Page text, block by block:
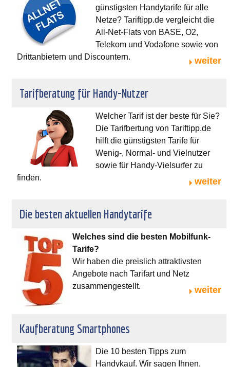
günstigsten Handytarife für alle
Netze? Tariftipp.de vergleicht die
All-Net-Flats von BASE, O2,
Telekom und Vodafone sowie von
Drittanbietern und Discountern.
weiter
Tarifberatung für Handy-Nutzer
Welcher Tarif ist der beste für Sie?
Die Tarifbertung von Tariftipp.de
hilft die günstigsten Tarife für
Wenig-, Normal- und Vielnutzer
sowie für Handy-Vielsurfer zu
finden.
weiter
Die besten aktuellen Handytarife
Welches sind die besten Mobilfunk-
Tarife?
Wir haben die preislich attraktivsten
Angebote nach Tarifart und Netz
zusammengestellt.
weiter
Kaufberatung Smartphones
Die 10 besten Tipps zum
Handykauf. Wir sagen Ihnen,